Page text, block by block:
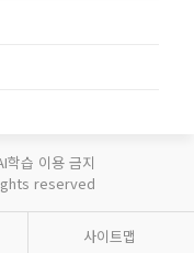
학습 이용 금지
reserved
사이트맵